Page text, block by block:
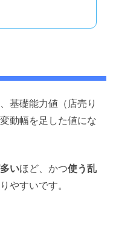
基礎能力値（店売り
動幅を足した値にな
いほど、かつ使う乱
やすいです。